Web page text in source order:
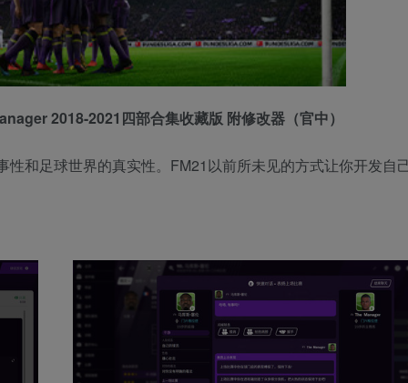
2018-2021四部合集收藏版 附修改器（官中）
和足球世界的真实性。FM21以前所未见的方式让你开发自